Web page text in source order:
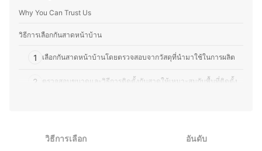
เทคโนโลยี ไอที เพื่อปรับมาใช้ในชีวิตประจำวัน ทั้งในบ้าน
ลองใช้ และพร้อมทิปดูแลหลังใช้งาน เพื่อให้ผู้อ่านสามารถ
ต้องการของตัวเอง
ประวัติของ จรณทิต อินเนียม (มีน)
Why You Can Trust Us
วิธีการเลือกกันสาดหน้าบ้าน
1 เลือกกันสาดหน้าบ้านโดยตรวจสอบจากวัสดุที่นำมาใช้ในการผลิต
2 ตรวจสอบขนาดและวิธีการติดตั้งกันสาดให้เหมาะสมกับพื้นที่ติดตั้ง
วิธีการเลือก อันดับ